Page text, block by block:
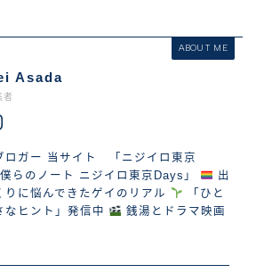
ABOUT ME
Asada
者
ロガー 当サイト 「ニジイロ東京
らのノート ニジイロ東京Days」
出
に悩んできたゲイのリアル
「ひと
なヒント」発信中
銭湯とドラマ映画